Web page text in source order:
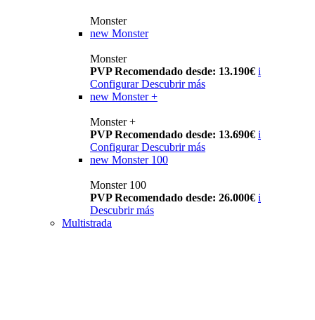
Monster
new Monster
Monster
PVP Recomendado desde: 13.190€ i
Configurar Descubrir más
new Monster +
Monster +
PVP Recomendado desde: 13.690€ i
Configurar Descubrir más
new Monster 100
Monster 100
PVP Recomendado desde: 26.000€ i
Descubrir más
Multistrada